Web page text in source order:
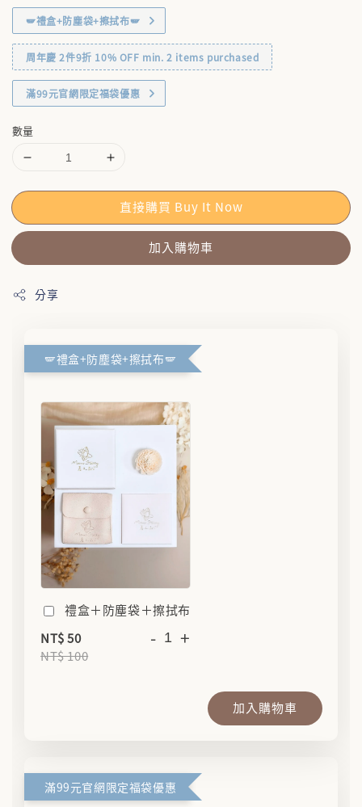
🪽禮盒+防塵袋+擦拭布🪽
周年慶 2件9折 10% OFF min. 2 items purchased
滿99元官網限定福袋優惠
數量
直接購買 Buy It Now
加入購物車
分享
🪽禮盒+防塵袋+擦拭布🪽
禮盒＋防塵袋＋擦拭布
NT$ 50
NT$ 100
- +
加入購物車
滿99元官網限定福袋優惠